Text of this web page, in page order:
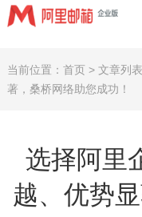
当前位置： 首页> 文章列表
著，桑桥网络助您成功！
选择阿里
越、优势